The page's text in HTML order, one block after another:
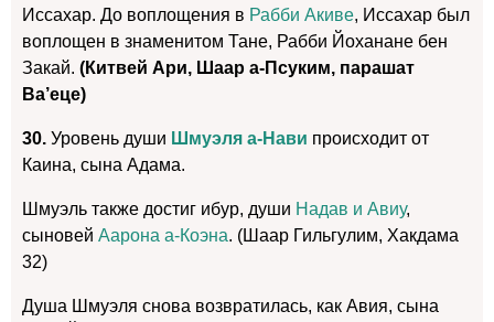
Иссахар. До воплощения в Рабби Акиве, Иссахар был
воплощен в знаменитом Тане, Рабби Йоханане бен
Закай. (Китвей Ари, Шаар а-Псуким, парашат
Ва’еце)
30. Уровень души Шмуэля а-Нави происходит от
Каина, сына Адама.
Шмуэль также достиг ибур, души Надав и Авиу,
сыновей Аарона а-Коэна. (Шаар Гильгулим, Хакдама
32)
Душа Шмуэля снова возвратилась, как Авия, сына